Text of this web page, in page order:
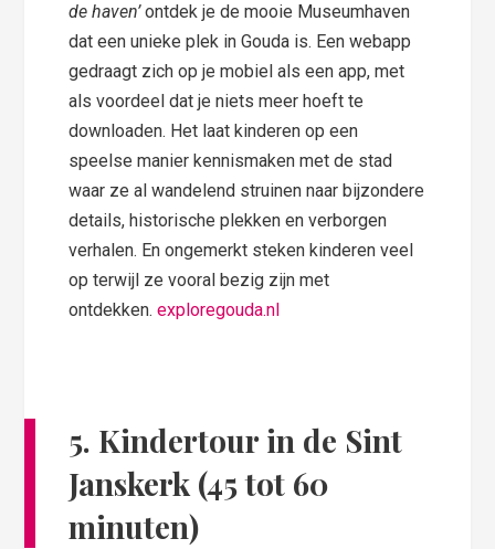
de haven’ontdek je de mooie Museumhaven
dat een unieke plek in Gouda is. Een webapp
gedraagt zich op je mobiel als een app, met
als voordeel dat je niets meer hoeft te
downloaden. Het laat kinderen op een
speelse manier kennismaken met de stad
waar ze al wandelend struinen naar bijzondere
details, historische plekken en verborgen
verhalen. En ongemerkt steken kinderen veel
op terwijl ze vooral bezig zijn met
ontdekken.exploregouda.nl
5. Kindertour in de Sint
Janskerk (45 tot 60
minuten)